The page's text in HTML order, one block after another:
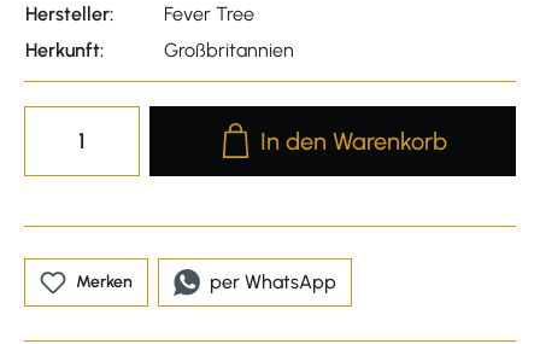
Hersteller:
Fever Tree
Herkunft:
Großbritannien
Produkt Anzahl: Gib den
In den Warenkorb
Merken per WhatsApp